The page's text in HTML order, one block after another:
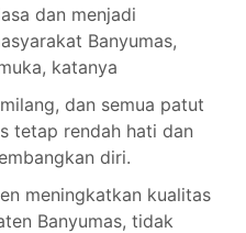
dan menjadi
Banyumas,
katanya
dan semua patut
tetap rendah hati dan
diri.
meningkatkan kualitas
Banyumas, tidak